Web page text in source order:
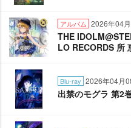
アルバム 2026年04
THE
LO RECORDS 所
Blu-ray 2026年04月
出禁のモグラ 第2